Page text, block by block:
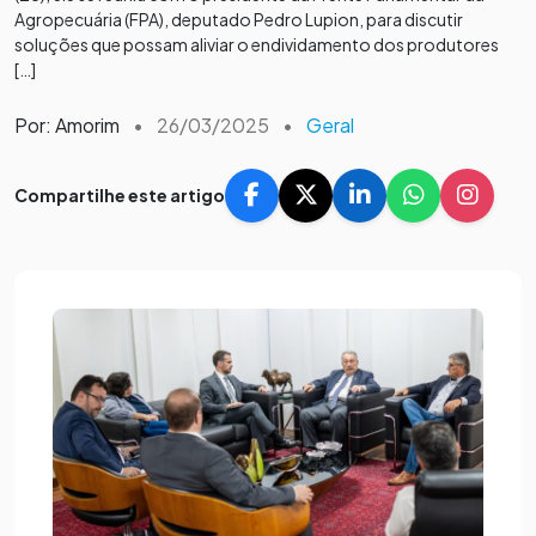
Agropecuária (FPA), deputado Pedro Lupion, para discutir
soluções que possam aliviar o endividamento dos produtores
[…]
Por: Amorim • 26/03/2025 • Geral
Compartilhe este artigo